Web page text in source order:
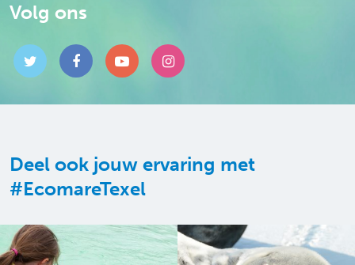
Volg ons
Deel ook jouw ervaring met
#EcomareTexel